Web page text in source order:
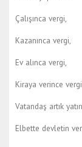
Çalışınca vergi,
Kazanınca vergi,
Ev alınca vergi,
Kiraya verince
Vatandaş artık
Elbette devletin